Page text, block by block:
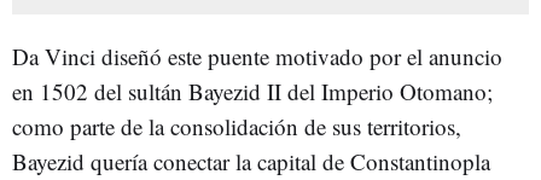
Da Vinci diseñó este puente motivado por el anuncio
en 1502 del sultán Bayezid II del Imperio Otomano;
como parte de la consolidación de sus territorios,
Bayezid quería conectar la capital de Constantinopla